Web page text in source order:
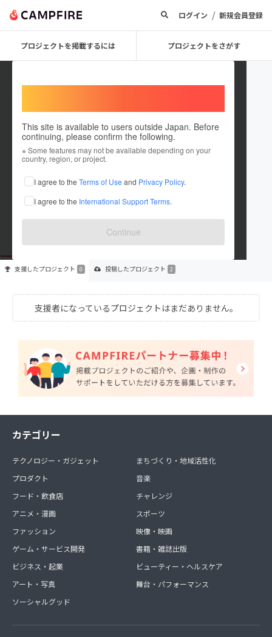
ログイン / 新規会員登録
プロジェクトを掲載するには プロジェクトをさがす
This site is available to users outside Japan. Before
continuing, please confirm the following.
※ Some features may not be available depending on your
country, region, or project.
I agree to the Terms of Use and Privacy Policy.
I agree to the International Support Terms.
Continue
InnoviCore
これまでに2件のプロジェクトを投稿しています
在住国：日本 現在地：東京都
出身国：日本 出身地：東京都
支援したプロジェクト 0 投稿したプロジェクト 2
支援者になっているプロジェクトはまだありません。
カテゴリー
テクノロジー・ガジェット
プロダクト
フード・飲食店
アニメ・漫画
ファッション
ゲーム・サービス開発
ビジネス・起業
アート・写真
ソーシャルグッド
まちづくり・地域活性化
音楽
チャレンジ
スポーツ
映像・映画
書籍・雑誌出版
ビューティー・ヘルスケア
舞台・パフォーマンス